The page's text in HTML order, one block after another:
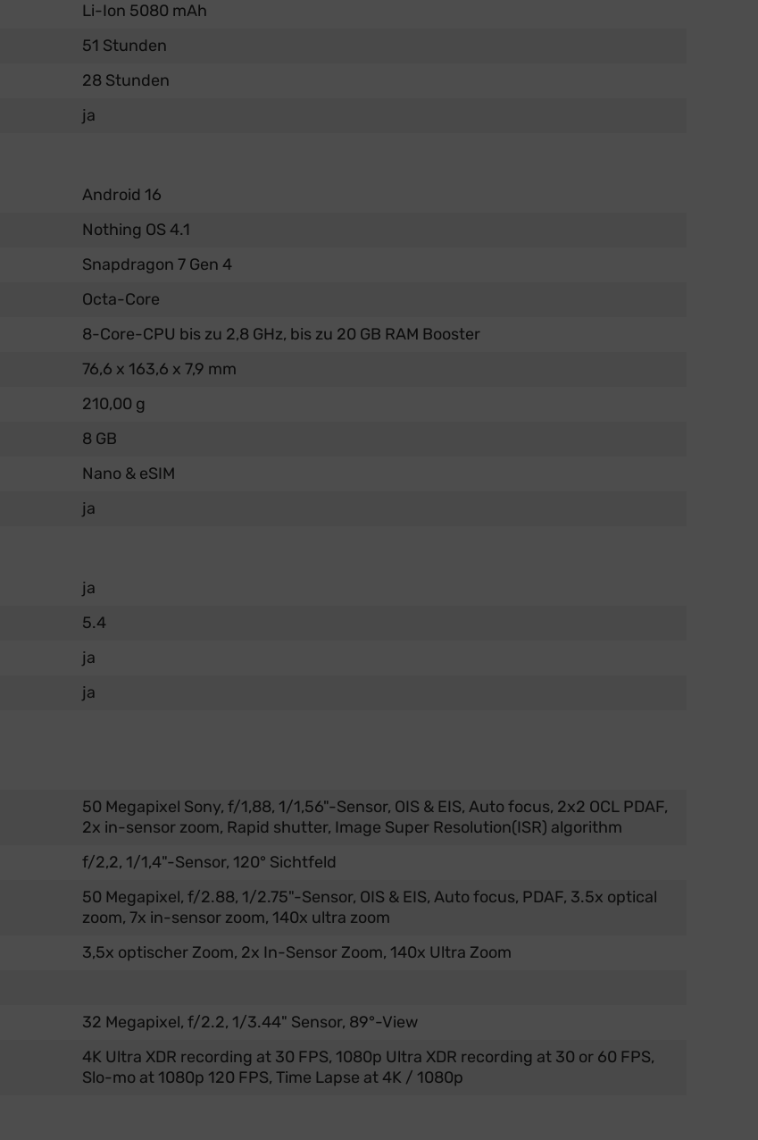
Li-Ion 5080 mAh
51 Stunden
28 Stunden
ja
Android 16
Nothing OS 4.1
Snapdragon 7 Gen 4
Octa-Core
8-Core-CPU bis zu 2,8 GHz, bis zu 20 GB RAM Booster
76,6 x 163,6 x 7,9 mm
210,00 g
8 GB
Nano & eSIM
ja
ja
5.4
ja
ja
50 Megapixel Sony, f/1,88, 1/1,56"-Sensor, OIS & EIS, Auto focus, 2x2 OCL PDAF,
2x in-sensor zoom, Rapid shutter, Image Super Resolution(ISR) algorithm
f/2,2, 1/1,4"-Sensor, 120° Sichtfeld
50 Megapixel, f/2.88, 1/2.75"-Sensor, OIS & EIS, Auto focus, PDAF, 3.5x optical
zoom, 7x in-sensor zoom, 140x ultra zoom
3,5x optischer Zoom, 2x In-Sensor Zoom, 140x Ultra Zoom
32 Megapixel, f/2.2, 1/3.44" Sensor, 89°-View
4K Ultra XDR recording at 30 FPS, 1080p Ultra XDR recording at 30 or 60 FPS,
Slo-mo at 1080p 120 FPS, Time Lapse at 4K / 1080p